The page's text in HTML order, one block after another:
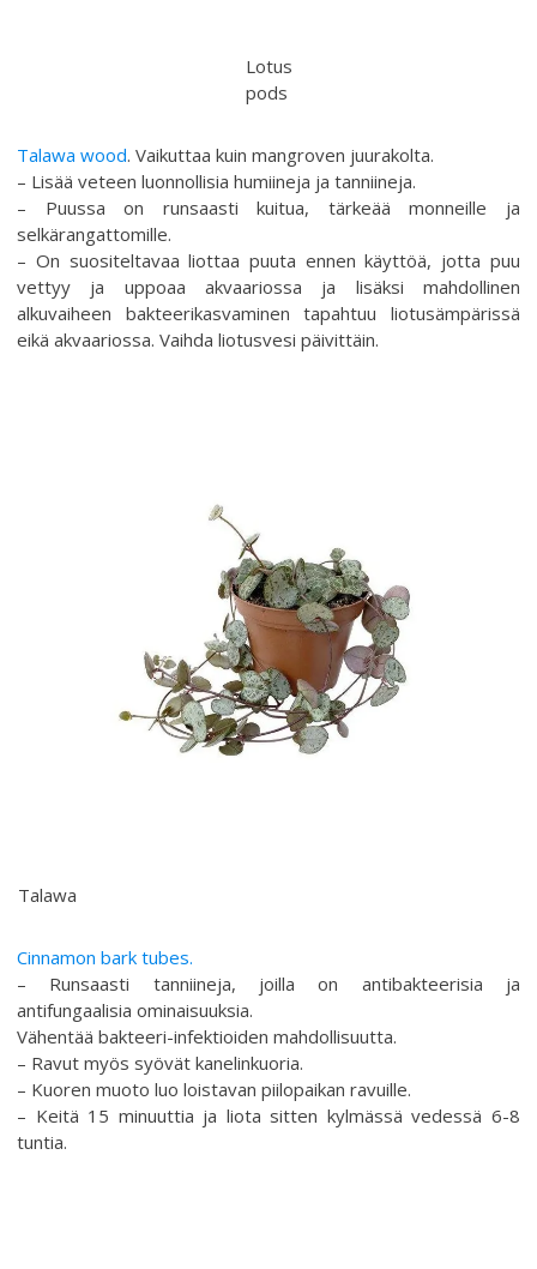
Lotus
pods
Talawa wood. Vaikuttaa kuin mangroven juurakolta.
– Lisää veteen luonnollisia humiineja ja tanniineja.
– Puussa on runsaasti kuitua, tärkeää monneille ja
selkärangattomille.
– On suositeltavaa liottaa puuta ennen käyttöä, jotta puu
vettyy ja uppoaa akvaariossa ja lisäksi mahdollinen
alkuvaiheen bakteerikasvaminen tapahtuu liotusämpärissä
eikä akvaariossa. Vaihda liotusvesi päivittäin.
Talawa
Cinnamon bark tubes.
– Runsaasti tanniineja, joilla on antibakteerisia ja
antifungaalisia ominaisuuksia.
Vähentää bakteeri-infektioiden mahdollisuutta.
– Ravut myös syövät kanelinkuoria.
– Kuoren muoto luo loistavan piilopaikan ravuille.
– Keitä 15 minuuttia ja liota sitten kylmässä vedessä 6-8
tuntia.